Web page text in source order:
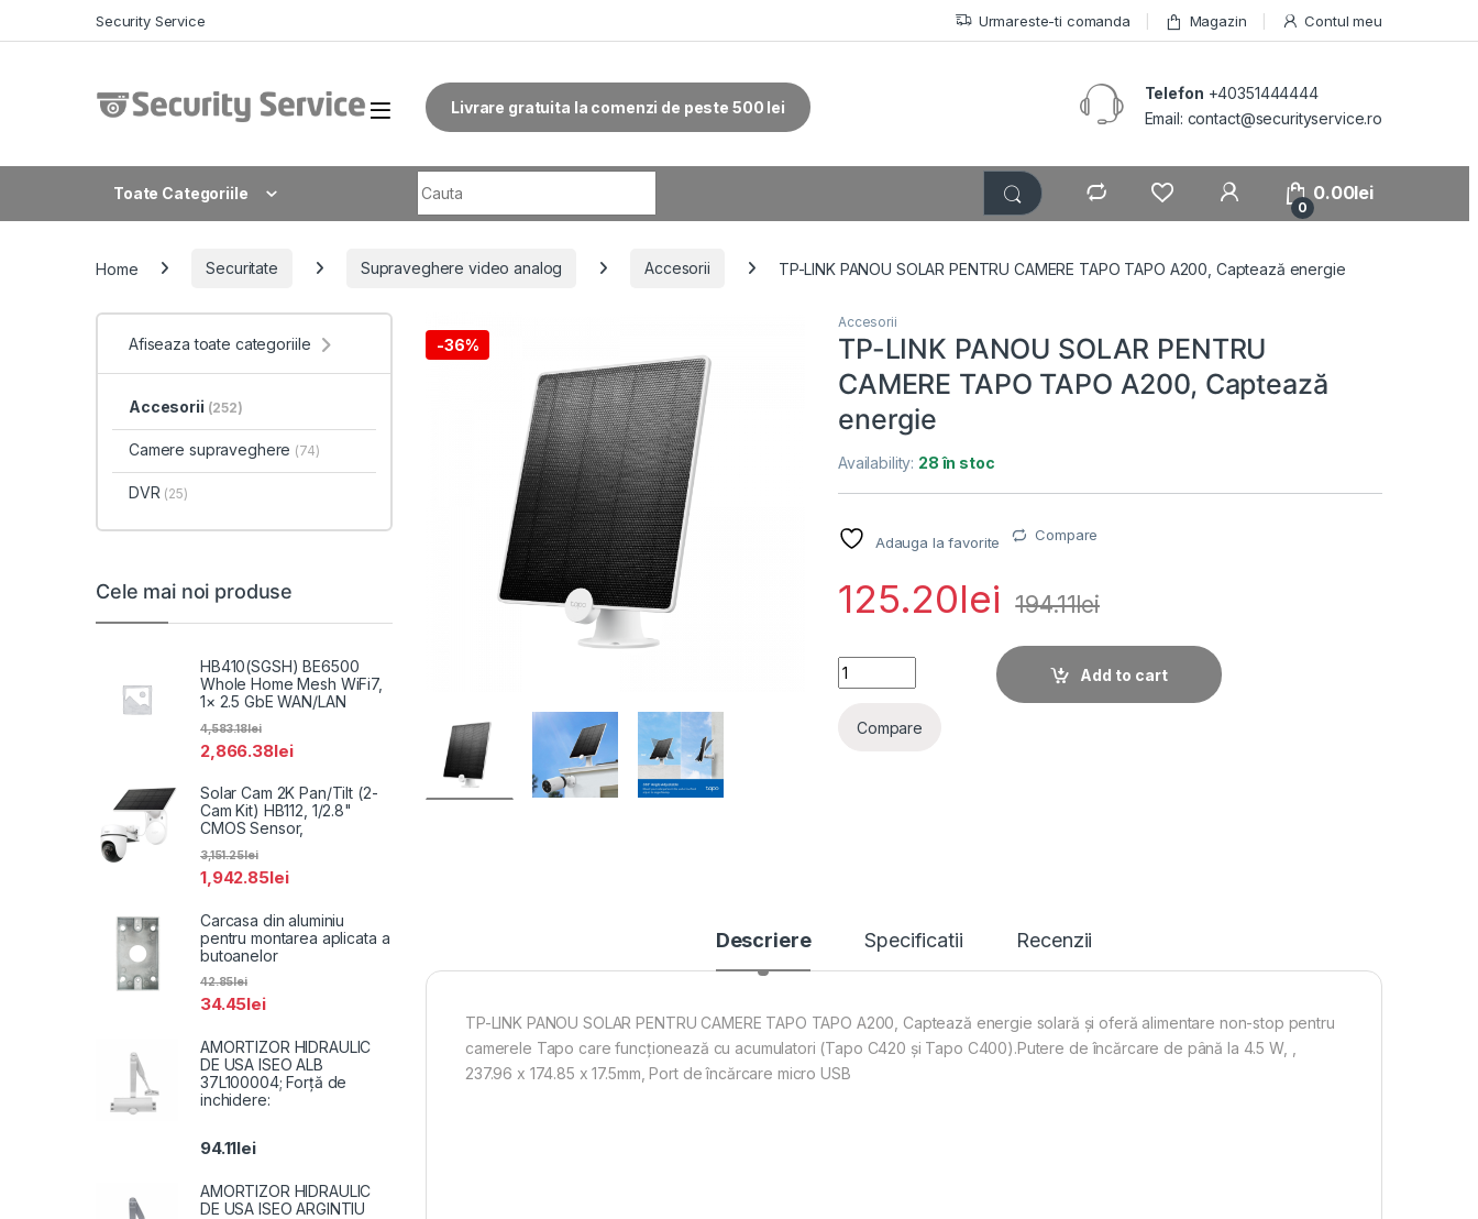
Security Service Urmareste-ti comanda Magazin Contul meu
Livrare gratuita la comenzi de peste 500 lei
Telefon +40351444444
Email: contact@securityservice.ro
Toate Categoriile
0
0.00lei
Home Securitate Supraveghere video analog Accesorii TP-LINK PANOU SOLAR PENTRU CAMERE TAPO TAPO A200, Captează energie
-36%
Accesorii
TP-LINK PANOU SOLAR PENTRU
CAMERE TAPO TAPO A200, Captează
energie
Availability: 28 în stoc
Adauga la favorite Compare
125.20lei 194.11lei
TP-LINK PANOU SOLAR PENTRU CAMERE TAPO TAPO A200, Captează energie
Add to cart
Compare
Descriere Specificatii Recenzii
TP-LINK PANOU SOLAR PENTRU CAMERE TAPO TAPO A200, Captează energie solară și oferă alimentare non-stop pentru
camerele Tapo care funcționează cu acumulatori (Tapo C420 și Tapo C400).Putere de încărcare de până la 4.5 W, ,
237.96 x 174.85 x 17.5mm, Port de încărcare micro USB
Afiseaza toate categoriile
Accesorii (252)
Camere supraveghere (74)
DVR (25)
Cele mai noi produse
HB410(SGSH) BE6500
Whole Home Mesh WiFi7,
1× 2.5 GbE WAN/LAN
2,866.38lei
4,583.18lei
Solar Cam 2K Pan/Tilt (2-
Cam Kit) HB112, 1/2.8"
CMOS Sensor,
1,942.85lei
3,151.25lei
Carcasa din aluminiu
pentru montarea aplicata a
butoanelor
34.45lei
42.85lei
AMORTIZOR HIDRAULIC
DE USA ISEO ALB
37L100004; Forță de
inchidere:
94.11lei
AMORTIZOR HIDRAULIC
DE USA ISEO ARGINTIU